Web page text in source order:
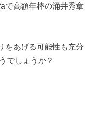
で高額年棒の涌井秀章
をあげる可能性も充分
でしょうか？